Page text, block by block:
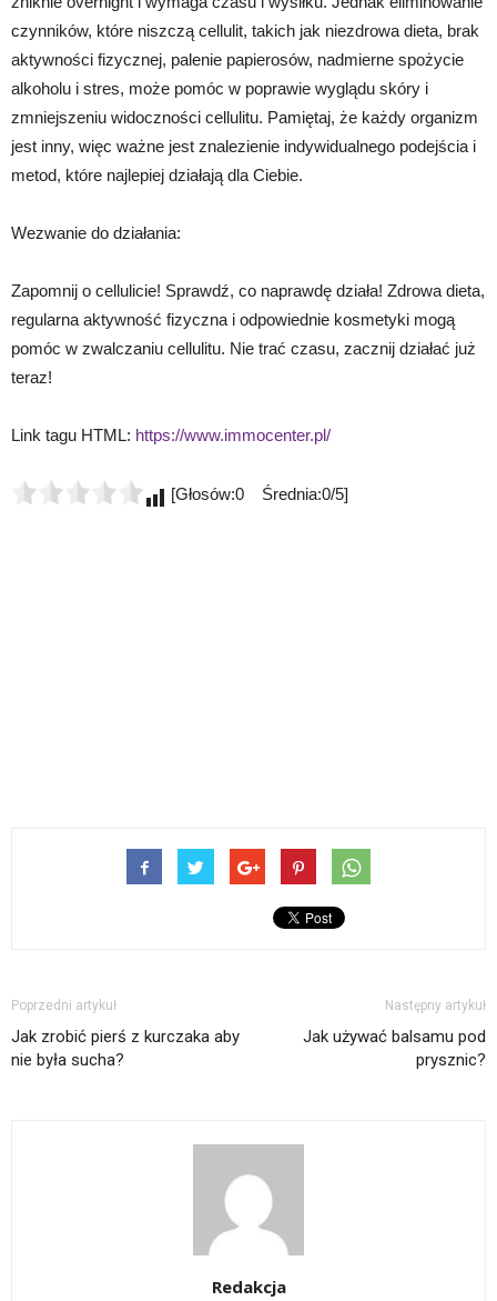
czynników, które niszczą cellulit, takich jak niezdrowa dieta, brak
aktywności fizycznej, palenie papierosów, nadmierne spożycie
alkoholu i stres, może pomóc w poprawie wyglądu skóry i
zmniejszeniu widoczności cellulitu. Pamiętaj, że każdy organizm
jest inny, więc ważne jest znalezienie indywidualnego podejścia i
metod, które najlepiej działają dla Ciebie.
Wezwanie do działania:
Zapomnij o cellulicie! Sprawdź, co naprawdę działa! Zdrowa dieta,
regularna aktywność fizyczna i odpowiednie kosmetyki mogą
pomóc w zwalczaniu cellulitu. Nie trać czasu, zacznij działać już
teraz!
Link tagu HTML: https://www.immocenter.pl/
[Głosów:0 Średnia:0/5]
Poprzedni artykuł
Jak zrobić pierś z kurczaka aby
nie była sucha?
Następny artykuł
Jak używać balsamu pod
prysznic?
Redakcja